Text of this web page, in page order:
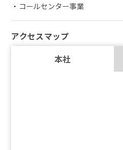
・コールセンター事業
アクセスマップ
本社